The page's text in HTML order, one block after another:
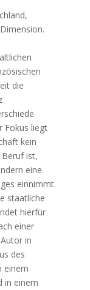
die
Fokus liegt
kein
ist,
eine
einnimmt.
staatliche
hierfür
einer
in
des
einem
in einem